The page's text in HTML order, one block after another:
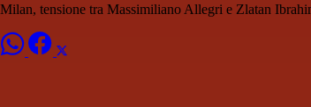
Milan, tensione tra Massimiliano Allegri e Zlatan